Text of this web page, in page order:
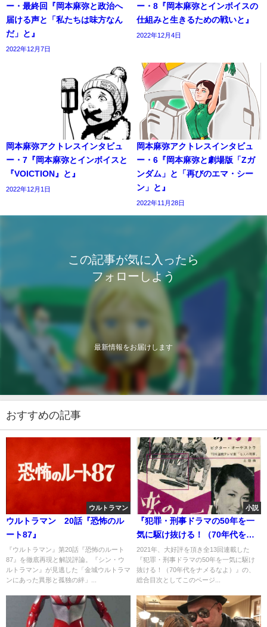
ー・最終回『岡本麻弥と政治へ
届ける声と「私たちは味方なん
だ」と』
2022年12月7日
ー・8『岡本麻弥とインボイスの
仕組みと生きるための戦いと』
2022年12月4日
岡本麻弥アクトレスインタビュ
ー・7『岡本麻弥とインボイスと
『VOICTION』と』
2022年12月1日
岡本麻弥アクトレスインタビュ
ー・6『岡本麻弥と劇場版「Zガ
ンダム」と「再びのエマ・シー
ン」と』
2022年11月28日
この記事が気に入ったら
フォローしよう
最新情報をお届けします
おすすめの記事
ウルトラマン
ウルトラマン 20話『恐怖のル
ート87』
『ウルトラマン』第20話『恐怖のルート
87』を徹底再現と解説評論。『シン・ウ
ルトラマン』が見逃した「金城ウルトラマ
ンにあった異形と孤独の絆」...
小説
『犯罪・刑事ドラマの50年を一
気に駆け抜ける！（70年代をナ
メるなよ）』目次
2021年、大好評を頂き全13回連載した
『犯罪・刑事ドラマの50年を一気に駆け
抜ける！（70年代をナメるなよ）』の、
総合目次としてこのページ...